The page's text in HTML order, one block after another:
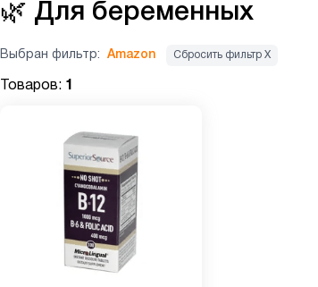
🌿 Для беременных
Выбран фильтр: Amazon Сбросить фильтр Х
Товаров: 1